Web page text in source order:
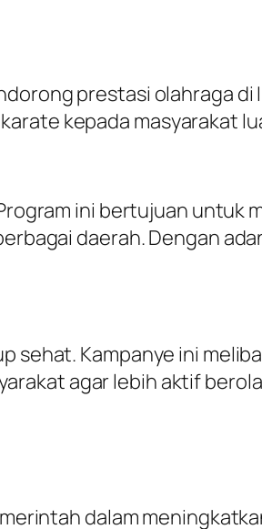
prestasi olahraga di
kepada masyarakat
ini bertujuan untuk
daerah. Dengan
sehat. Kampanye ini
agar lebih aktif
dalam